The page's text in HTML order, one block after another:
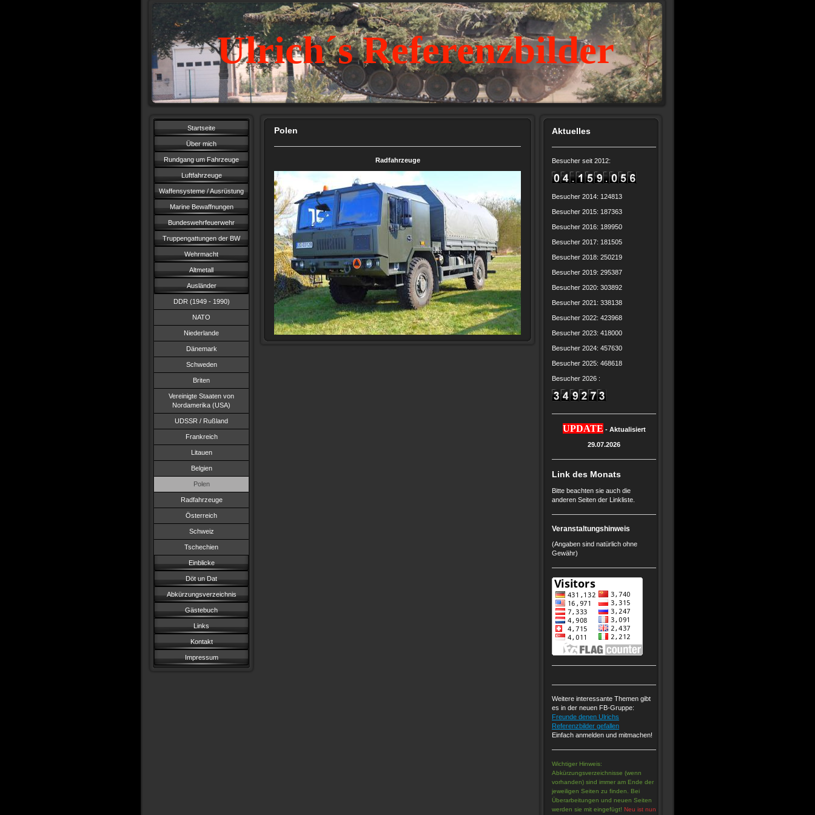
Ulrich´s Referenzbilder
Startseite
Über mich
Rundgang um Fahrzeuge
Luftfahrzeuge
Waffensysteme / Ausrüstung
Marine Bewaffnungen
Bundeswehrfeuerwehr
Truppengattungen der BW
Wehrmacht
Altmetall
Ausländer
DDR (1949 - 1990)
NATO
Niederlande
Dänemark
Schweden
Briten
Vereinigte Staaten von
Nordamerika (USA)
UDSSR / Rußland
Frankreich
Litauen
Belgien
Polen
Radfahrzeuge
Österreich
Schweiz
Tschechien
Einblicke
Döt un Dat
Abkürzungsverzeichnis
Gästebuch
Links
Kontakt
Impressum
Polen
Radfahrzeuge
Aktuelles
Besucher seit 2012:
Besucher 2014: 124813
Besucher 2015: 187363
Besucher 2016: 189950
Besucher 2017: 181505
Besucher 2018: 250219
Besucher 2019: 295387
Besucher 2020: 303892
Besucher 2021: 338138
Besucher 2022: 423968
Besucher 2023: 418000
Besucher 2024: 457630
Besucher 2025: 468618
Besucher 2026 :
UPDATE - Aktualisiert
29.07.2026
Link des Monats
Bitte beachten sie auch die
anderen Seiten der Linkliste.
Veranstaltungshinweis
(Angaben sind natürlich ohne
Gewähr)
Weitere interessante Themen gibt
es in der neuen FB-Gruppe:
Freunde denen Ulrichs
Referenzbilder gefallen
Einfach anmelden und mitmachen!
Wichtiger Hinweis:
Abkürzungsverzeichnisse (wenn
vorhanden) sind immer am Ende der
jeweiligen Seiten zu finden. Bei
Überarbeitungen und neuen Seiten
werden sie mit eingefügt! Neu ist nun